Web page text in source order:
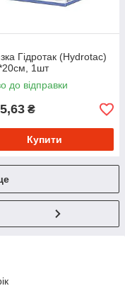
Гідротак (Hydrotac)
1шт
до відправки
₴
Купити